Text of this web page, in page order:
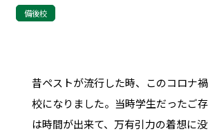
備後校
昔ペストが流行した時、このコロナ
校になりました。当時学生だったご
は時間が出来て、万有引力の着想に